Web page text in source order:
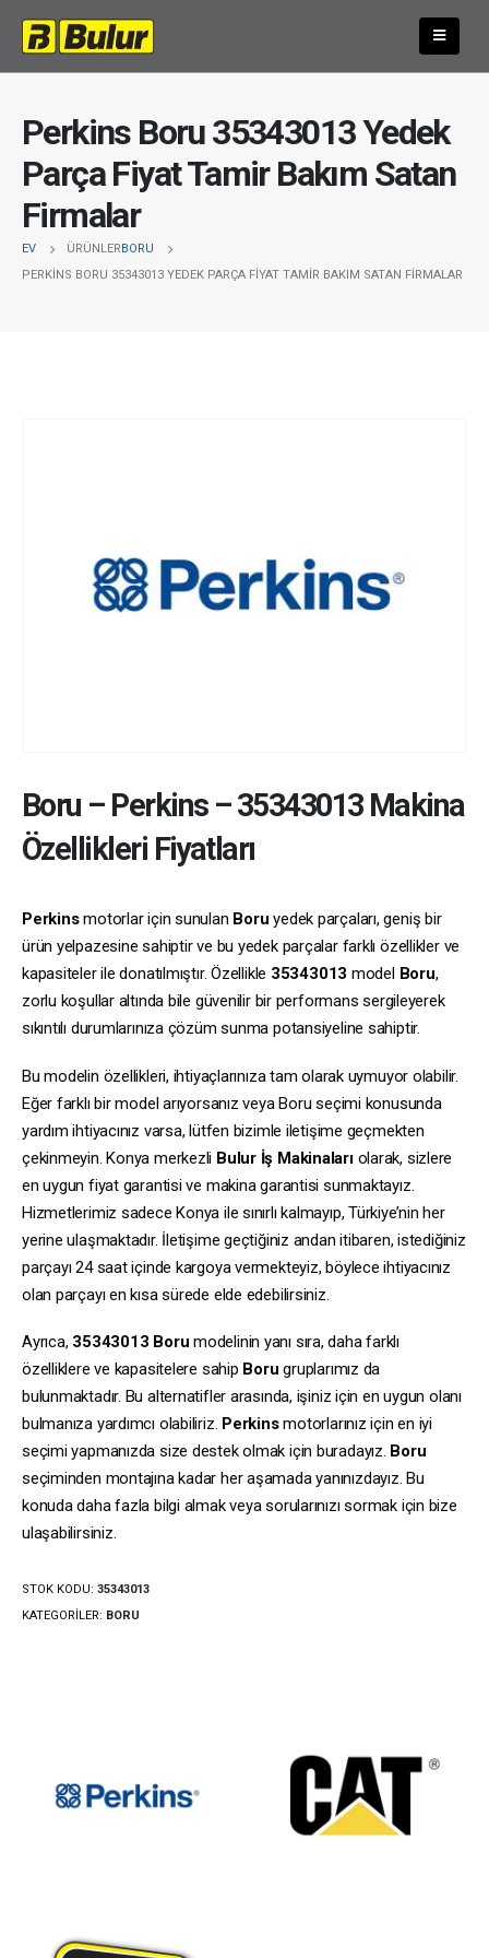
Perkins Boru 35343013 Yedek
Parça Fiyat Tamir Bakım Satan
Firmalar
EV ÜRÜNLERBORU
PERKINS BORU 35343013 YEDEK PARÇA FIYAT TAMIR BAKIM SATAN FIRMALAR
Boru – Perkins–35343013Makina
Özellikleri Fiyatları
Perkinsmotorlar için sunulan Boru yedek parçaları, geniş bir
ürün yelpazesine sahiptir ve bu yedek parçalar farklı özellikler ve
kapasiteler ile donatılmıştır. Özellikle 35343013 model Boru,
zorlu koşullar altında bile güvenilir bir performans sergileyerek
sıkıntılı durumlarınıza çözüm sunma potansiyeline sahiptir.
Bu modelin özellikleri, ihtiyaçlarınıza tam olarak uymuyor olabilir.
Eğer farklı bir model arıyorsanız veya Boru seçimi konusunda
yardım ihtiyacınız varsa, lütfen bizimle iletişime geçmekten
çekinmeyin. Konya merkezli Bulur İş Makinalarıolarak, sizlere
en uygun fiyat garantisi ve makina garantisi sunmaktayız.
Hizmetlerimiz sadece Konya ile sınırlı kalmayıp, Türkiye’nin her
yerine ulaşmaktadır. İletişime geçtiğiniz andan itibaren, istediğiniz
parçayı 24 saat içinde kargoya vermekteyiz, böylece ihtiyacınız
olan parçayı en kısa sürede elde edebilirsiniz.
Ayrıca, 35343013 Boru modelinin yanı sıra, daha farklı
özelliklere ve kapasitelere sahip Boru gruplarımız da
bulunmaktadır. Bu alternatifler arasında, işiniz için en uygun olanı
bulmanıza yardımcı olabiliriz. Perkinsmotorlarınız için en iyi
seçimi yapmanızda size destek olmak için buradayız. Boru
seçiminden montajına kadar her aşamada yanınızdayız. Bu
konuda daha fazla bilgi almak veya sorularınızı sormak için bize
ulaşabilirsiniz.
STOK KODU: 35343013
KATEGORILER: BORU